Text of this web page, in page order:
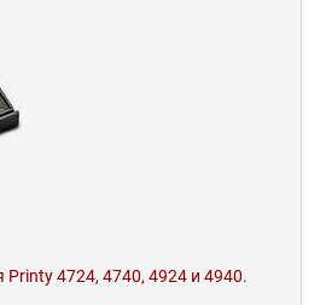
4724, 4740, 4924 и 4940.